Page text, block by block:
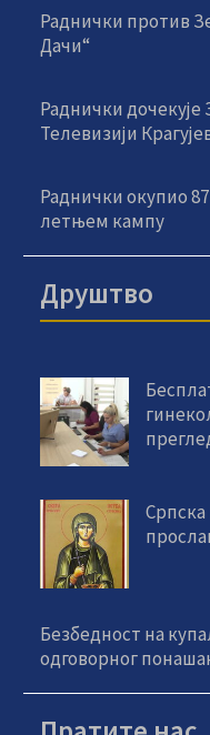
Раднички против
Дачи“
Раднички
Телевизији
Раднички окупио
летњем кампу
Друштво
Српска
Безбедност на
одговорног